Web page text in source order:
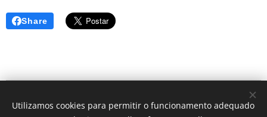
Share
© 2024 | Clic Recycle Todos os Direitos Reservados.
Utilizamos cookies para permitir o funcionamento adequado